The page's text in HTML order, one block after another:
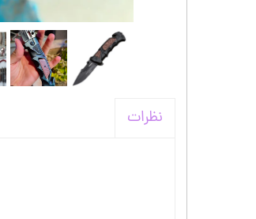
نظرات